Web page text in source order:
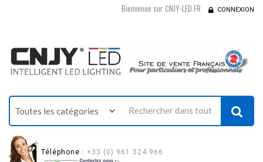
Bienvenue sur CNJY-LED.FR CONNEXION
Téléphone : +33 (0) 961 324 966